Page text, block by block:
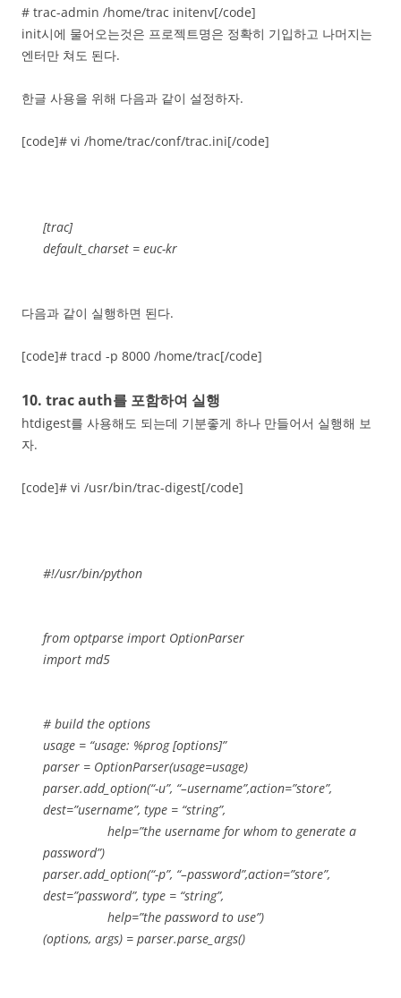
# trac-admin /home/trac initenv[/code]
init시에 물어오는것은 프로젝트명은 정확히 기입하고 나머지는
엔터만 쳐도 된다.
한글 사용을 위해 다음과 같이 설정하자.
[code]# vi /home/trac/conf/trac.ini[/code]
[trac]
default_charset = euc-kr
다음과 같이 실행하면 된다.
[code]# tracd -p 8000 /home/trac[/code]
10. trac auth를 포함하여 실행
htdigest를 사용해도 되는데 기분좋게 하나 만들어서 실행해 보
자.
[code]# vi /usr/bin/trac-digest[/code]
#!/usr/bin/python
from optparse import OptionParser
import md5
# build the options
usage = “usage: %prog [options]”
parser = OptionParser(usage=usage)
parser.add_option(“-u”, “–username”,action=”store”,
dest=”username”, type = “string”,
help=”the username for whom to generate a
password”)
parser.add_option(“-p”, “–password”,action=”store”,
dest=”password”, type = “string”,
help=”the password to use”)
(options, args) = parser.parse_args()